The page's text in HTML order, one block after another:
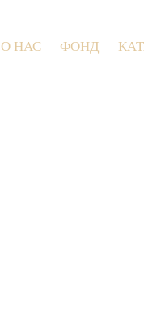
О НАС ФОНД